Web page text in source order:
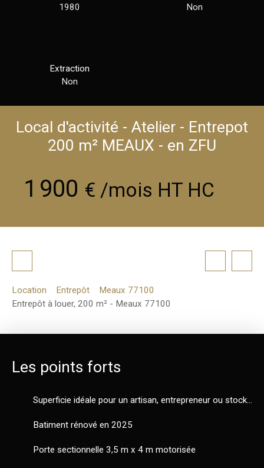
1980
Non
Extraction
Non
Local d'activité - Atelier - Entrepot
200 m² MEAUX - en ZFU
1 900 € /mois HT HC
Location Entrepôt
Meaux 77100
Entrepôt à louer, 200 m² - Meaux 77100
Les points forts
Superficie idéale pour un artisan, entrepreneur ou stockage
Batiment rénové en 2025
Porte sectionnelle 3,5 m x 4 m motorisée